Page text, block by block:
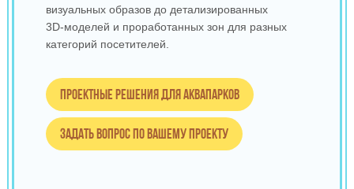
визуальных образов до детализированных
3D‑моделей и проработанных зон для разных
категорий посетителей.
Проектные решения для аквапарков
Задать вопрос по вашему проекту